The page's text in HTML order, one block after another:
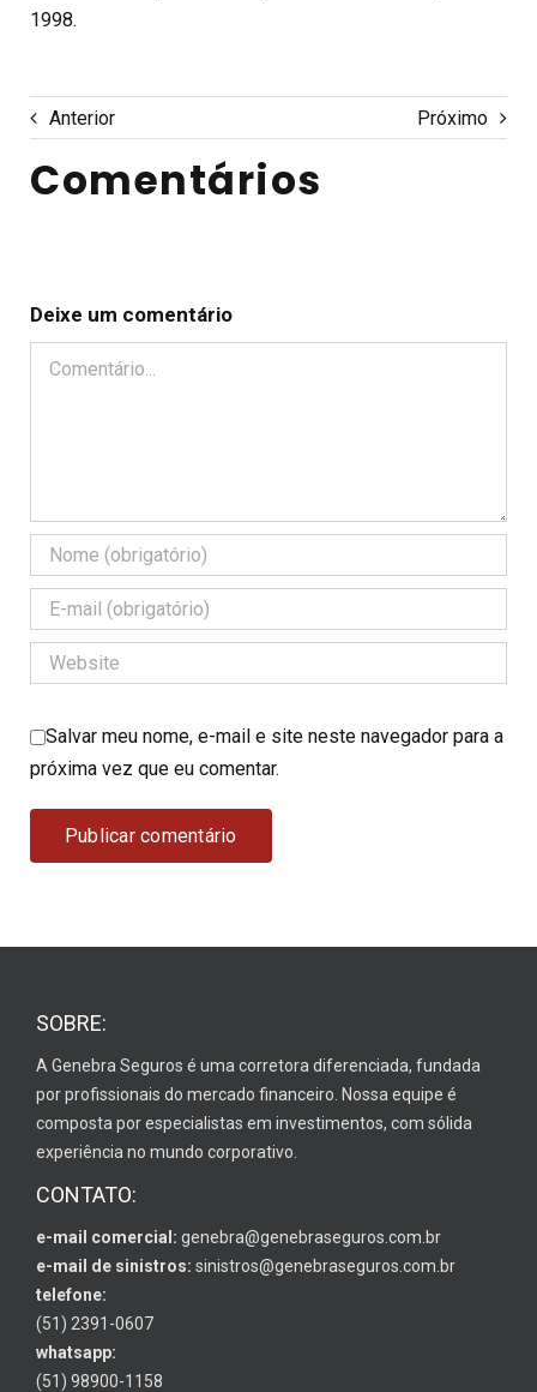
1998.
Anterior Próximo
Comentários
Deixe um comentário
Comentário
Salvar meu nome, e-mail e site neste navegador para a
próxima vez que eu comentar.
SOBRE:
A Genebra Seguros é uma corretora diferenciada, fundada
por profissionais do mercado financeiro. Nossa equipe é
composta por especialistas em investimentos, com sólida
experiência no mundo corporativo.
CONTATO:
e-mail comercial: genebra@genebraseguros.com.br
e-mail de sinistros: sinistros@genebraseguros.com.br
telefone:
(51) 2391-0607
whatsapp:
(51) 98900-1158